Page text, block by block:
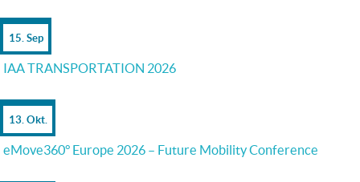
15. Sep
IAA TRANSPORTATION 2026
13. Okt.
eMove360° Europe 2026 – Future Mobility Conference